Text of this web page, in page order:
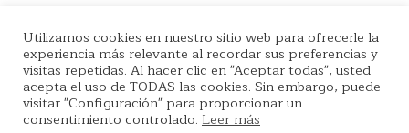
Este sitio recomienda productos de Amazon y cuenta con enlaces
de afiliados por el cual nos llevamos comisión en cada venta.
Utilizamos cookies en nuestro sitio web para ofrecerle la
experiencia más relevante al recordar sus preferencias y
visitas repetidas. Al hacer clic en "Aceptar todas", usted
acepta el uso de TODAS las cookies. Sin embargo, puede
visitar "Configuración" para proporcionar un
consentimiento controlado. Leer más